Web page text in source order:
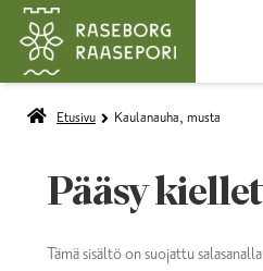
Etusivu Kaulanauha, musta
Pääsy
Tämä sisältö on suojattu